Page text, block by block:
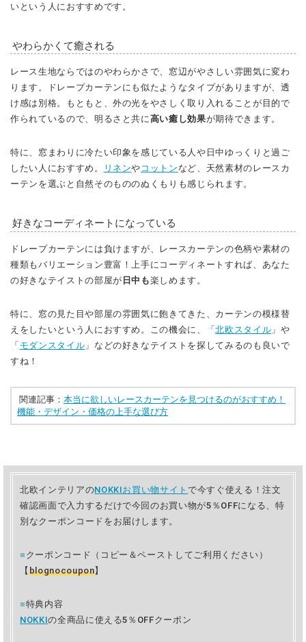
いという人におすすめです。
やわらかくて癒される
レース生地ならではのやわらかさで、窓辺がやさしい雰囲気に変わ
ります。ドレープカーテンにも似たようなタイプがありますが、透
け感は別格。もともと、外の光をやさしく取り入れることが目的で
作られているので、明るさと共に 高い癒し効果が期待できます。
特に、窓まわりに冷たい印象を感じている人や日中ゆっくりと過ご
したい人におすすめ。
リネンや コットン など、天然素材のレースカ
ーテンを選ぶと自然そのもののぬくもりも感じられます。
好きなコーディネートになっている
ドレープカーテンには負けますが、レースカーテンの色柄や素材の
種類もバリエーション豊富！上手にコーディネートすれば、あなた
の好きなテイストの部屋が 日中も楽しめます。
特に、窓の見た目や部屋の雰囲気に飽きてきた、カーテンの模様替
えをしたいという人におすすめ。この機会に、「北欧スタイル 」や
「 モダンスタイル 」などの好きなテイストを探してみるのも良いで
すね！
関連記事： 本当に欲しいレースカーテンを見つけるのがおすすめ！
機能・デザイン・価格の上手な選び方
北欧インテリアのNOKKIお買い物サイトで今すぐ使える！注文
確認画面で入力するだけで今回のお買い物が5％OFFになる、特
別なクーポンコードをお届けします。
■ クーポンコード（コピー＆ペーストしてご利用ください）
【 blognocoupon】
■特典内容
NOKKIの全商品に使える5％OFFクーポン